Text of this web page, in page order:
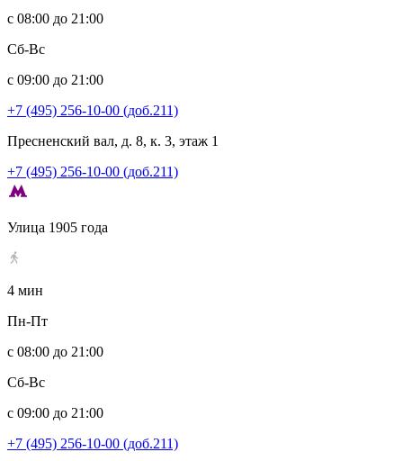
с 08:00 до 21:00
Сб-Вс
с 09:00 до 21:00
+7 (495) 256-10-00 (доб.211)
Пресненский вал, д. 8, к. 3, этаж 1
+7 (495) 256-10-00 (доб.211)
Улица 1905 года
4 мин
Пн-Пт
с 08:00 до 21:00
Сб-Вс
с 09:00 до 21:00
+7 (495) 256-10-00 (доб.211)